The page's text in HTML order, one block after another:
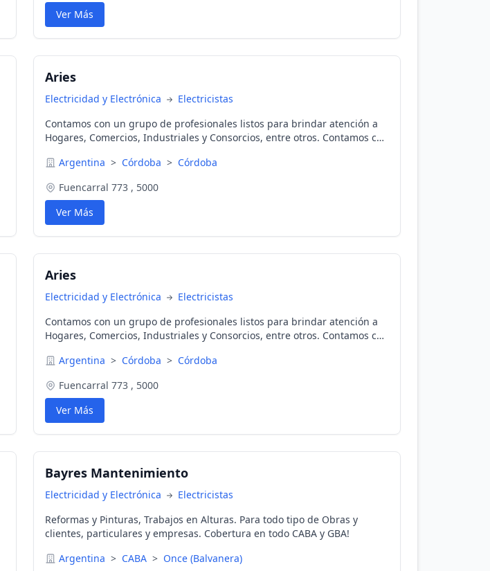
Ver Más
Aries
Electricidad y Electrónica
Electricistas
Contamos con un grupo de profesionales listos para brindar atención a
Hogares, Comercios, Industriales y Consorcios, entre otros. Contamos con
Argentina > Córdoba > Córdoba
Fuencarral 773 , 5000
Ver Más
Aries
Electricidad y Electrónica
Electricistas
Contamos con un grupo de profesionales listos para brindar atención a
Hogares, Comercios, Industriales y Consorcios, entre otros. Contamos con
Argentina > Córdoba > Córdoba
Fuencarral 773 , 5000
Ver Más
Bayres Mantenimiento
Electricidad y Electrónica
Electricistas
Reformas y Pinturas, Trabajos en Alturas. Para todo tipo de Obras y
clientes, particulares y empresas. Cobertura en todo CABA y GBA!
Argentina > CABA > Once (Balvanera)